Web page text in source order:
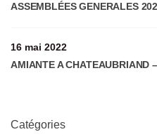
ASSEMBLÉES GENERALES
AMIANTE A CHATEAUBRIAND
16 mai 2022
Catégories